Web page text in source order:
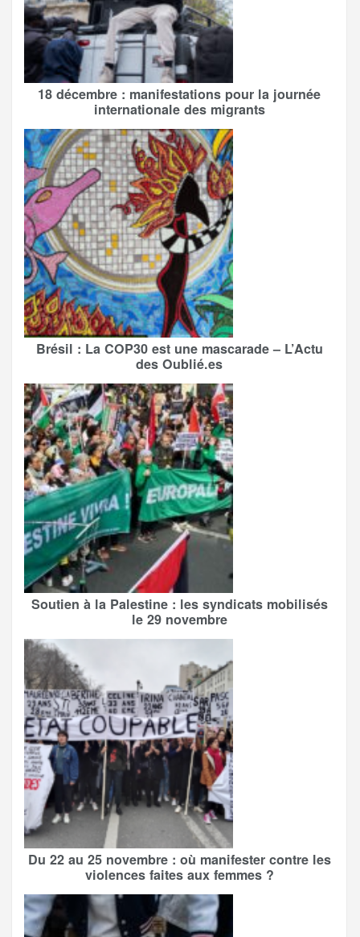
18 décembre : manifestations pour la journée
internationale des migrants
Brésil : La COP30 est une mascarade – L’Actu
des Oublié.es
Soutien à la Palestine : les syndicats mobilisés
le 29 novembre
Du 22 au 25 novembre : où manifester contre les
violences faites aux femmes ?